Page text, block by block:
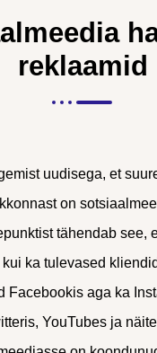
reklaamid
uudisega, et
on
tähendab see,
ka tulevased
Facebookis aga ka
YouTubes ja